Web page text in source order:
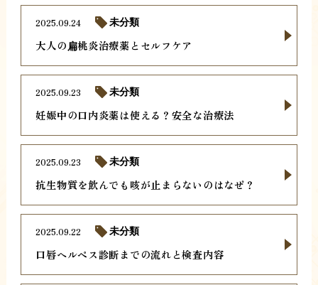
大人の扁桃炎治療薬とセルフケア
2025.09.24 未分類
妊娠中の口内炎薬は使える？安全な治療法
2025.09.23 未分類
抗生物質を飲んでも咳が止まらないのはなぜ？
2025.09.23 未分類
口唇ヘルペス診断までの流れと検査内容
2025.09.22 未分類